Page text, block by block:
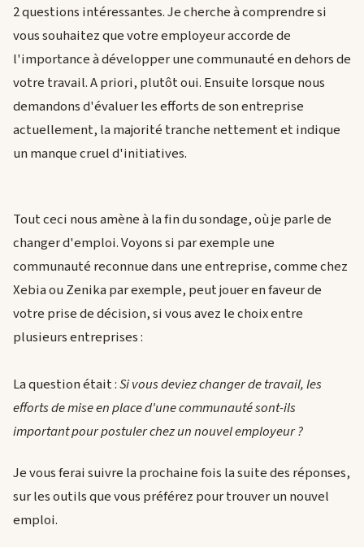
2 questions intéressantes. Je cherche à comprendre si
vous souhaitez que votre employeur accorde de
l'importance à développer une communauté en dehors de
votre travail. A priori, plutôt oui. Ensuite lorsque nous
demandons d'évaluer les efforts de son entreprise
actuellement, la majorité tranche nettement et indique
un manque cruel d'initiatives.
Tout ceci nous amène à la fin du sondage, où je parle de
changer d'emploi. Voyons si par exemple une
communauté reconnue dans une entreprise, comme chez
Xebia ou Zenika par exemple, peut jouer en faveur de
votre prise de décision, si vous avez le choix entre
plusieurs entreprises :
La question était :Si vous deviez changer de travail, les
efforts de mise en place d'une communauté sont-ils
important pour postuler chez un nouvel employeur ?
Je vous ferai suivre la prochaine fois la suite des réponses,
sur les outils que vous préférez pour trouver un nouvel
emploi.